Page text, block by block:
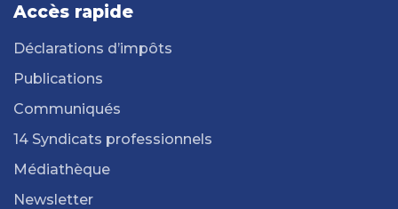
Accès rapide
Déclarations d’impôts
Publications
Communiqués
14 Syndicats professionnels
Médiathèque
Newsletter